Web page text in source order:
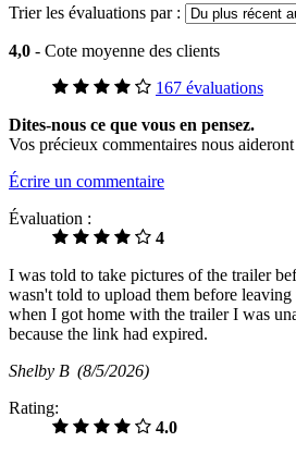
Trier les évaluations par :
4,0 - Cote moyenne des clients
167 évaluations
Dites-nous ce que vous en pensez.
Vos précieux commentaires nous
Écrire un commentaire
Évaluation :
4
I was told to take pictures of the trailer
wasn't told to upload them before
when I got home with the trailer I was
because the link had expired.
Shelby B (8/5/2026)
Rating:
4.0